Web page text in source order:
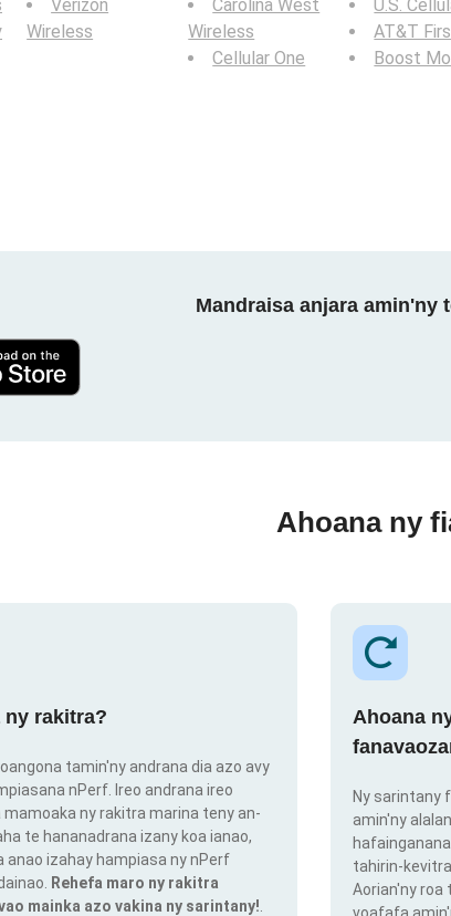
Verizon
Wireless
Carolina West
Wireless
Cellular One
U.S.
AT&T
Boost
Mandraisa anjara amin'ny
Ahoana ny
ny rakitra?
tamin'ny andrana dia azo avy
nPerf. Ireo andrana ireo
ny rakitra marina teny an-
te hananadrana izany koa ianao,
anao izahay hampiasa ny nPerf
Rehefa maro ny rakitra
mainka azo vakina ny sarintany!
Ahoana
Ny sarintany
amin'ny
tahirin-
Aorian'ny roa